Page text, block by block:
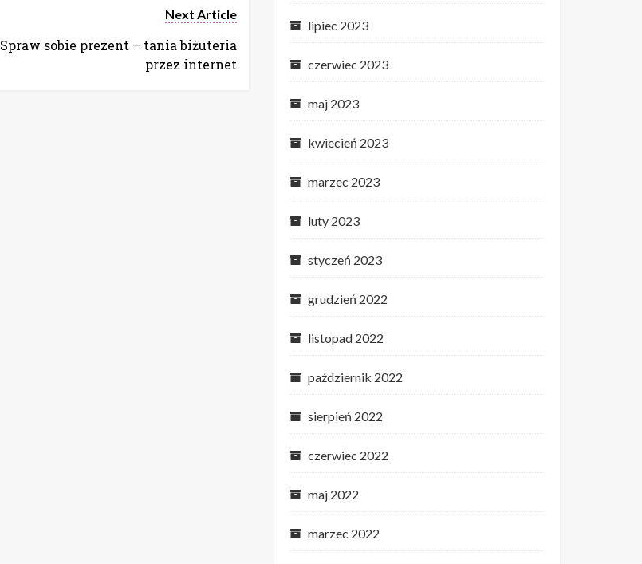
Next Article
Spraw sobie prezent – tania biżuteria
przez internet
lipiec 2023
czerwiec 2023
maj 2023
kwiecień 2023
marzec 2023
luty 2023
styczeń 2023
grudzień 2022
listopad 2022
październik 2022
sierpień 2022
czerwiec 2022
maj 2022
marzec 2022